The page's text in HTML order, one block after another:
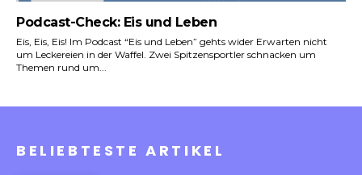
Podcast-Check: Eis und Leben
Eis, Eis, Eis! Im Podcast “Eis und Leben” gehts wider Erwarten nicht
um Leckereien in der Waffel. Zwei Spitzensportler schnacken um
Themen rund um...
BELIEBTESTE ARTIKEL